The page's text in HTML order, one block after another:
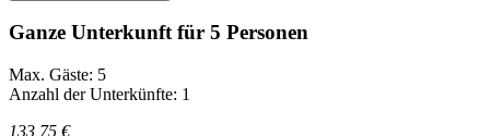
Ganze Unterkunft für 5 Personen
Max. Gäste: 5
Anzahl der Unterkünfte: 1
133,75 €